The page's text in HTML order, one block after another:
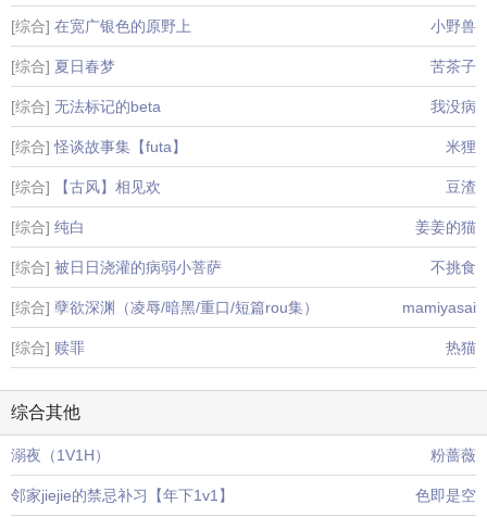
[综合] 在宽广银色的原野上 小野兽
[综合] 夏日春梦 苦茶子
[综合] 无法标记的beta 我没病
[综合] 怪谈故事集【futa】 米狸
[综合] 【古风】相见欢 豆渣
[综合] 纯白 姜姜的猫
[综合] 被日日浇灌的病弱小菩萨 不挑食
[综合] 孽欲深渊（凌辱/暗黑/重口/短篇rou集） mamiyasai
[综合] 赎罪 热猫
综合其他
溺夜（1V1H） 粉蔷薇
邻家jiejie的禁忌补习【年下1v1】 色即是空